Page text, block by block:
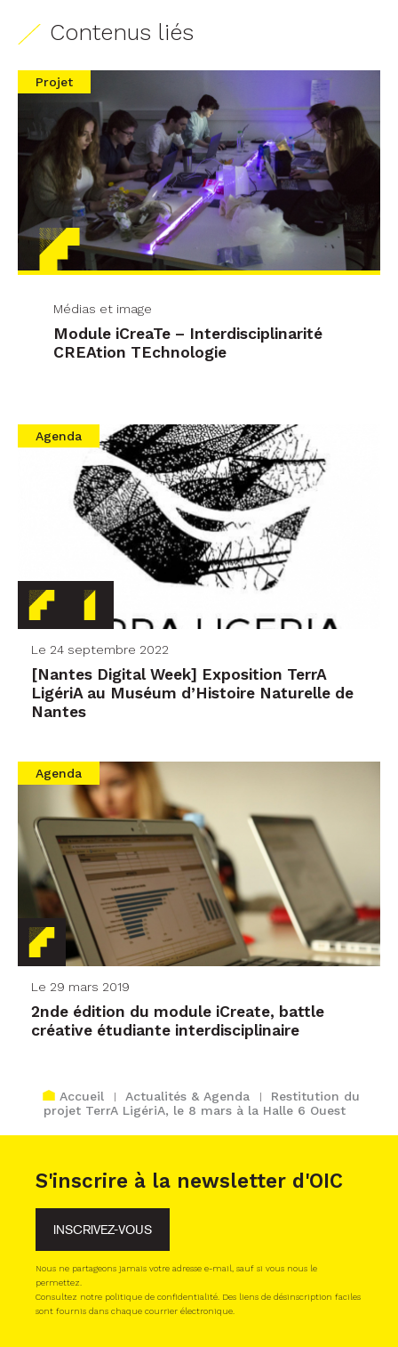
Contenus liés
Projet
Médias et image
Module iCreaTe – Interdisciplinarité
CREAtion TEchnologie
Agenda
Le 24 septembre 2022
[Nantes Digital Week] Exposition TerrA
LigériA au Muséum d’Histoire Naturelle de
Nantes
Agenda
Le 29 mars 2019
2nde édition du module iCreate, battle
créative étudiante interdisciplinaire
Accueil Actualités & Agenda
Restitution du
projet TerrA LigériA, le 8 mars à la Halle 6 Ouest
S'inscrire à la newsletter d'OIC
INSCRIVEZ-VOUS
Nous ne partageons jamais votre adresse e-mail, sauf si vous nous le
permettez.
Consultez notre politique de confidentialité. Des liens de désinscription faciles
sont fournis dans chaque courrier électronique.